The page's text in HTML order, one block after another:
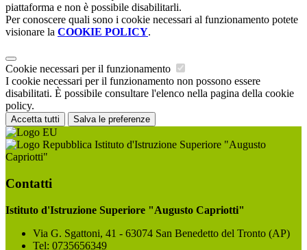
piattaforma e non è possibile disabilitarli.
Per conoscere quali sono i cookie necessari al funzionamento potete
visionare la COOKIE POLICY.
Cookie necessari per il funzionamento
I cookie necessari per il funzionamento non possono essere
disabilitati. È possibile consultare l'elenco nella pagina della cookie
policy.
Accetta tutti Salva le preferenze
Istituto d'Istruzione Superiore "Augusto
Capriotti"
Contatti
Istituto d'Istruzione Superiore "Augusto Capriotti"
Via G. Sgattoni, 41 - 63074 San Benedetto del Tronto (AP)
Tel: 0735656349